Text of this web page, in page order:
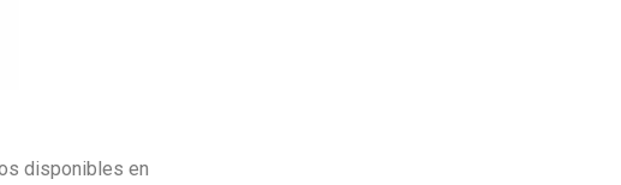
disponibles en